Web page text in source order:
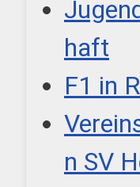
haft
F1 in
n SV